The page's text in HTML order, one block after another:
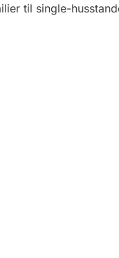
til single-